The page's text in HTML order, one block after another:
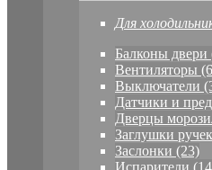
Для
Балконы двери
Вентиляторы
Выключатели
Датчики и
Дверцы
Заглушки
Заслонки (23)
Испарители